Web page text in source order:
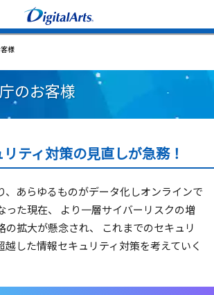
様
のお客様
ティ対策の見直しが急務！
、あらゆるものがデータ化しオンラインで
た現在、
より一層サイバーリスクの増
拡大が懸念され、
これまでのセキュリ
越した情報セキュリティ対策を考えていく